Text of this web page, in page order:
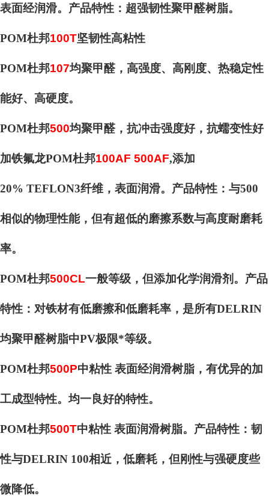
表面经润滑。产品特性：超强韧性聚甲醛树脂。
POM杜邦100T坚韧性高粘性
POM杜邦107均聚甲醛，高强度、高刚度、热稳定性
能好、高硬度。
POM杜邦500均聚甲醛，抗冲击强度好，抗蠕变性好
加铁氟龙POM杜邦100AF 500AF,添加
20% TEFLON3纤维，表面润滑。产品特性：与500
相似的物理性能，但有超低的磨擦系数与高度耐磨耗
率。
POM杜邦500CL一般等级，但添加化学润滑剂。产品
特性：对铁材有低磨擦和低磨耗率，是所有DELRIN
均聚甲醛树脂中PV极限*等级。
POM杜邦500P中粘性 表面经润滑树脂，有优异的加
工成型特性。均一良好的特性。
POM杜邦500T中粘性 表面润滑树脂。产品特性：韧
性与DELRIN 100相近，低磨耗，但刚性与强硬度些
微降低。